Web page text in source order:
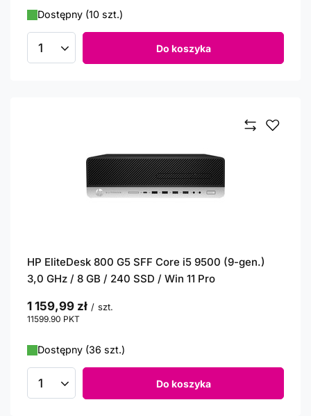
Dostępny (10 szt.)
Ilość produktów Do koszyka
HP EliteDesk 800 G5 SFF Core i5 9500 (9-gen.)
3,0 GHz / 8 GB / 240 SSD / Win 11 Pro
1 159,99 zł / szt.
11599.90 PKT
Dostępny (36 szt.)
Ilość produktów Do koszyka